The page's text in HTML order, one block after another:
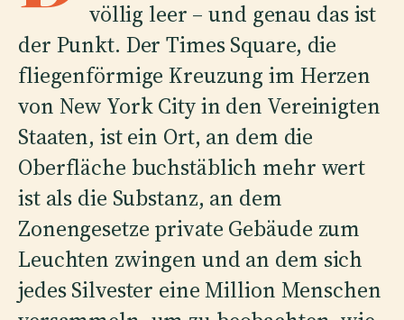
völlig leer – und genau das ist
der Punkt. Der Times Square, die
fliegenförmige Kreuzung im Herzen
von New York City in den Vereinigten
Staaten, ist ein Ort, an dem die
Oberfläche buchstäblich mehr wert
ist als die Substanz, an dem
Zonengesetze private Gebäude zum
Leuchten zwingen und an dem sich
jedes Silvester eine Million Menschen